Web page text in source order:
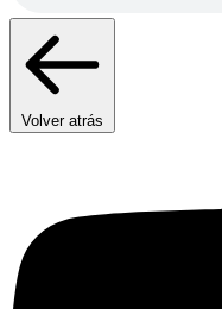
Volver atrás